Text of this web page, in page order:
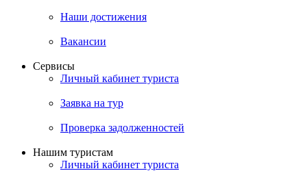
Наши достижения
Вакансии
Сервисы
Личный кабинет туриста
Заявка на тур
Проверка задолженностей
Нашим туристам
Личный кабинет туриста